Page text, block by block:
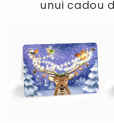
unui cadou